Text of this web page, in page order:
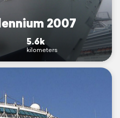
2007
5.6k
kilometers